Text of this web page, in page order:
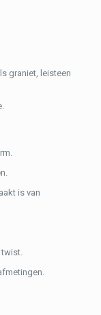
graniet, leisteen
is van